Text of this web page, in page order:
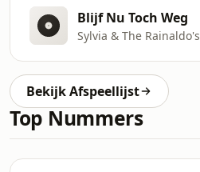
Blijf Nu Toch Weg
Sylvia & The Rainaldo's
Bekijk Afspeellijst
Top Nummers